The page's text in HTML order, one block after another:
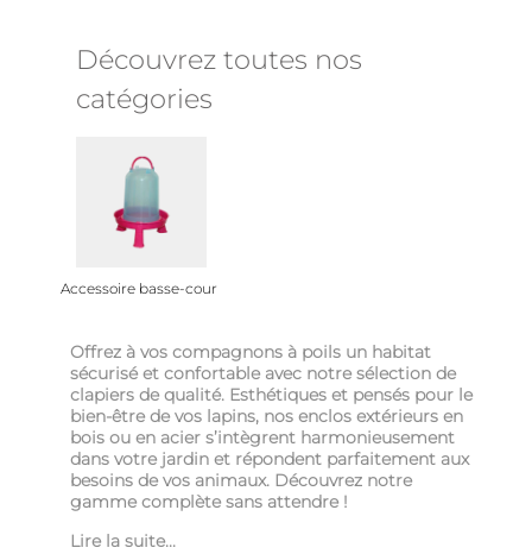
Découvrez toutes nos
catégories
Accessoire basse-cour
Offrez à vos compagnons à poils un habitat
sécurisé et confortable avec notre sélection de
clapiers de qualité. Esthétiques et pensés pour le
bien-être de vos lapins, nos enclos extérieurs en
bois ou en acier s’intègrent harmonieusement
dans votre jardin et répondent parfaitement aux
besoins de vos animaux. Découvrez notre
gamme complète sans attendre !
Lire la suite...